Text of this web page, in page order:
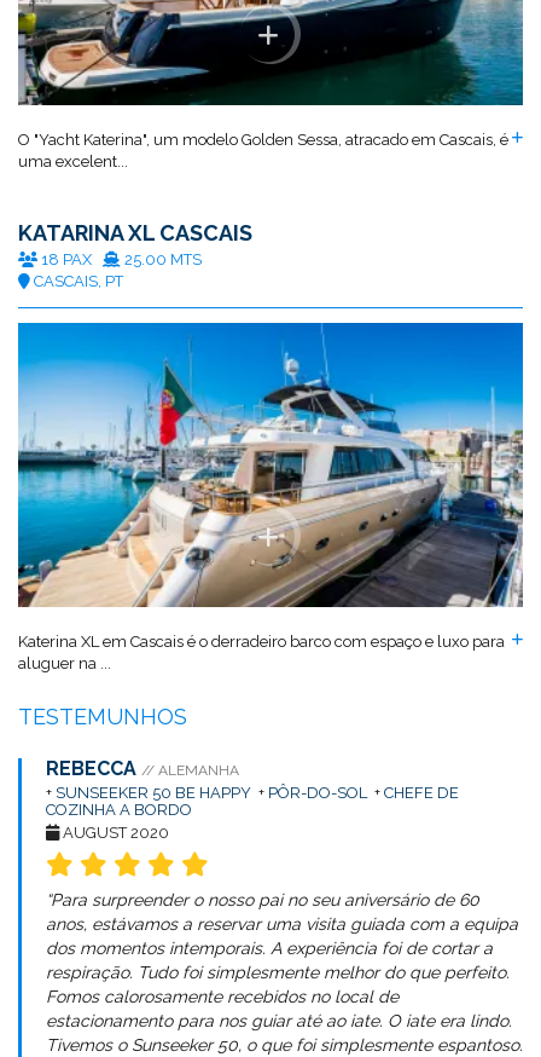
O "Yacht Katerina", um modelo Golden Sessa, atracado em Cascais, é
uma excelent...
KATARINA XL CASCAIS
18 PAX
25.00 MTS
CASCAIS, PT
Katerina XL em Cascais é o derradeiro barco com espaço e luxo para
aluguer na ...
TESTEMUNHOS
REBECCA // ALEMANHA
+ SUNSEEKER 50 BE HAPPY + PÔR-DO-SOL + CHEFE DE
COZINHA A BORDO
AUGUST 2020
“Para surpreender o nosso pai no seu aniversário de 60
anos, estávamos a reservar uma visita guiada com a equipa
dos momentos intemporais. A experiência foi de cortar a
respiração. Tudo foi simplesmente melhor do que perfeito.
Fomos calorosamente recebidos no local de
estacionamento para nos guiar até ao iate. O iate era lindo.
Tivemos o Sunseeker 50, o que foi simplesmente espantoso.